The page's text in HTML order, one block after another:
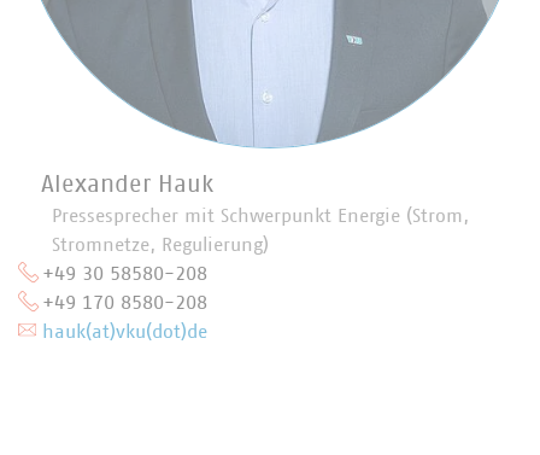
Alexander Hauk
Pressesprecher mit Schwerpunkt Energie (Strom,
Stromnetze, Regulierung)
+49 30 58580-208
+49 170 8580-208
hauk(at)vku(dot)de